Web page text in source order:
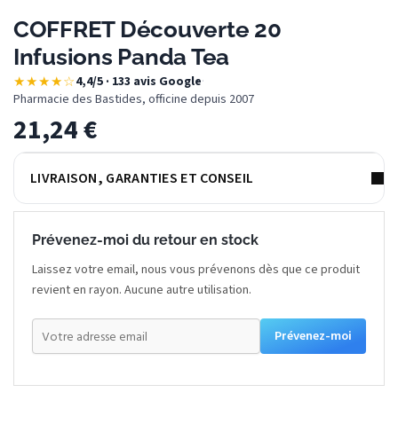
COFFRET Découverte 20
Infusions Panda Tea
★★★★☆4,4/5 · 133 avis Google·
Pharmacie des Bastides, officine depuis 2007
21,24€
LIVRAISON, GARANTIES ET CONSEIL
Prévenez-moi du retour en stock
Laissez votre email, nous vous prévenons dès que ce produit
revient en rayon. Aucune autre utilisation.
Prévenez-moi